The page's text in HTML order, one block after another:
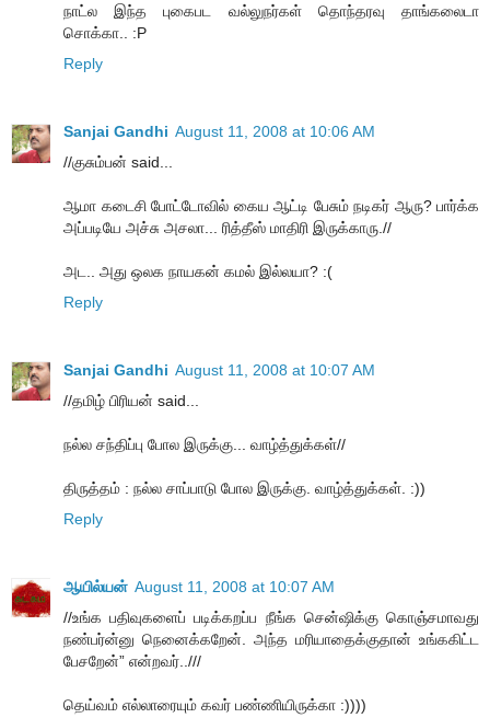
நாட்ல இந்த புகைபட வல்லுநர்கள் தொந்தரவு தாங்கலைடா
சொக்கா.. :P
Reply
Sanjai Gandhi August 11, 2008 at 10:06 AM
//குசும்பன் said...
ஆமா கடைசி போட்டோவில் கைய ஆட்டி பேசும் நடிகர் ஆரு? பார்க்க
அப்படியே அச்சு அசலா... ரித்தீஸ் மாதிரி இருக்காரு.//
அட.. அது ஒலக நாயகன் கமல் இல்லயா? :(
Reply
Sanjai Gandhi August 11, 2008 at 10:07 AM
//தமிழ் பிரியன் said...
நல்ல சந்திப்பு போல இருக்கு... வாழ்த்துக்கள்//
திருத்தம் : நல்ல சாப்பாடு போல இருக்கு. வாழ்த்துக்கள். :))
Reply
ஆயில்யன் August 11, 2008 at 10:07 AM
//உங்க பதிவுகளைப் படிக்கறப்ப நீங்க சென்ஷிக்கு கொஞ்சமாவது
நண்பர்ன்னு நெனைக்கறேன். அந்த மரியாதைக்குதான் உங்ககிட்ட
பேசறேன்” என்றவர்..///
தெய்வம் எல்லாரையும் கவர் பண்ணியிருக்கா :))))